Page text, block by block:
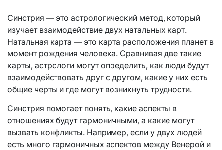
Синстрия — это астрологический метод, который
изучает взаимодействие двух натальных карт.
Натальная карта — это карта расположения планет в
момент рождения человека. Сравнивая две такие
карты, астрологи могут определить, как люди будут
взаимодействовать друг с другом, какие у них есть
общие черты и где могут возникнуть трудности.
Синстрия помогает понять, какие аспекты в
отношениях будут гармоничными, а какие могут
вызвать конфликты. Например, если у двух людей
есть много гармоничных аспектов между Венерой и